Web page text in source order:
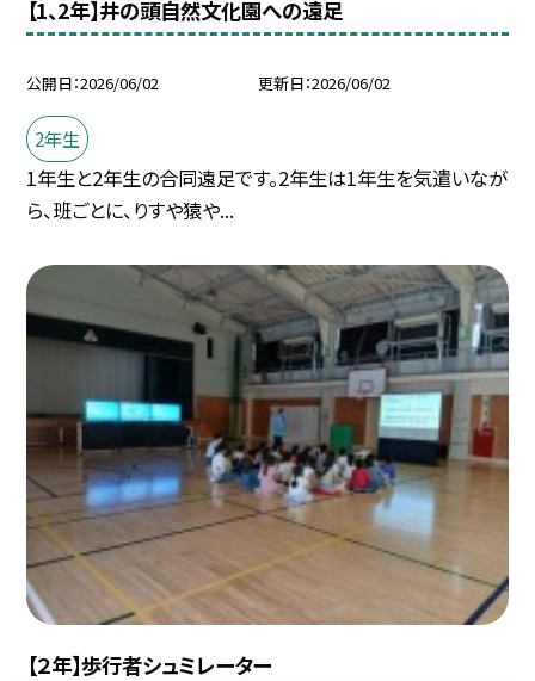
【1、2年】井の頭自然文化園への遠足
公開日 2026/06/02 更新日 2026/06/02
2年生
1年生と2年生の合同遠足です。2年生は1年生を気遣いなが
ら、班ごとに、りすや猿や...
【２年】歩行者シュミレーター